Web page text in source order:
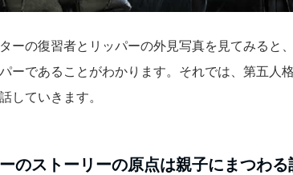
ーの復習者とリッパーの外見写真を見てみると
ーであることがわかります。それでは、第五人
していきます。
のストーリーの原点は親子にまつわる